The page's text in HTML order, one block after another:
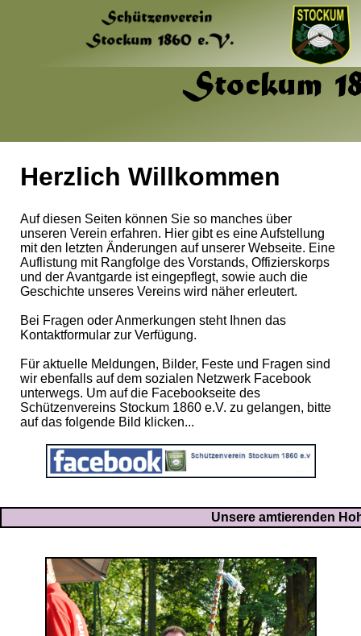
Herzlich Willkommen
Auf diesen Seiten können Sie so manches über
unseren Verein erfahren. Hier gibt es eine Aufstellung
mit den letzten Änderungen auf unserer Webseite. Eine
Auflistung mit Rangfolge des Vorstands, Offizierskorps
und der Avantgarde ist eingepflegt, sowie auch die
Geschichte unseres Vereins wird näher erleutert.
Bei Fragen oder Anmerkungen steht Ihnen das
Kontaktformular zur Verfügung.
Für aktuelle Meldungen, Bilder, Feste und Fragen sind
wir ebenfalls auf dem sozialen Netzwerk Facebook
unterwegs. Um auf die Facebookseite des
Schützenvereins Stockum 1860 e.V. zu gelangen, bitte
auf das folgende Bild klicken...
Unsere amtierenden